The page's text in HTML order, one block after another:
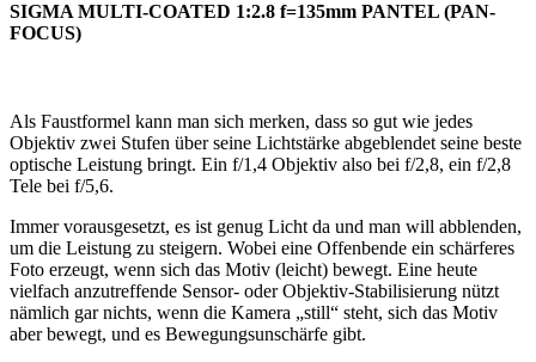
SIGMA MULTI-COATED 1:2.8 f=135mm PANTEL (PAN-
FOCUS)
Als Faustformel kann man sich merken, dass so gut wie jedes
Objektiv zwei Stufen über seine Lichtstärke abgeblendet seine beste
optische Leistung bringt. Ein f/1,4 Objektiv also bei f/2,8, ein f/2,8
Tele bei f/5,6.
Immer vorausgesetzt, es ist genug Licht da und man will abblenden,
um die Leistung zu steigern. Wobei eine Offenbende ein schärferes
Foto erzeugt, wenn sich das Motiv (leicht) bewegt. Eine heute
vielfach anzutreffende Sensor- oder Objektiv-Stabilisierung nützt
nämlich gar nichts, wenn die Kamera „still“ steht, sich das Motiv
aber bewegt, und es Bewegungsunschärfe gibt.